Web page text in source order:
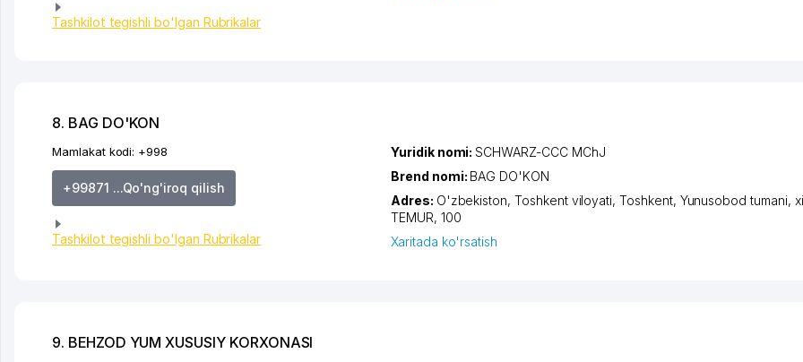
Tashkilot tegishli bo'lgan Rubrikalar
8. BAG DO'KON
Mamlakat kodi: +998
+99871 ...Qo'ng'iroq qilish
Tashkilot tegishli bo'lgan Rubrikalar
Yuridik nomi:SCHWARZ-CCC MChJ
Brend nomi: BAG DO'KON
Adres: O'zbekiston,Toshkent viloyati,Toshkent, Yunusobod tumani,
TEMUR, 100
Xaritada ko'rsatish
9. BEHZOD YUM XUSUSIY KORXONASI